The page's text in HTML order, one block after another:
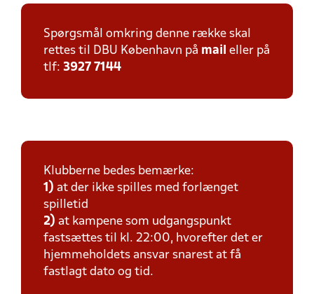
Spørgsmål omkring denne række skal
rettes til DBU København på mail eller på
tlf: 3927 7144
Klubberne bedes bemærke:
1) at der ikke spilles med forlænget
spilletid
2) at kampene som udgangspunkt
fastsættes til kl. 22:00, hvorefter det er
hjemmeholdets ansvar snarest at få
fastlagt dato og tid.